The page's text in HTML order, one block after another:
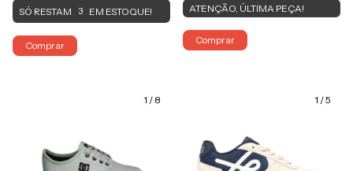
SÓ RESTAM 3 EM ESTOQUE!
Comprar
ATENÇÃO, ÚLTIMA PEÇA!
Comprar
1 / 8 1 /5